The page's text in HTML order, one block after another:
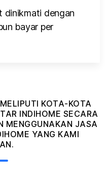
dinikmati dengan
bayar per
KOTA-KOTA
INDIHOME SECARA
MENGGUNAKAN JASA
YANG KAMI